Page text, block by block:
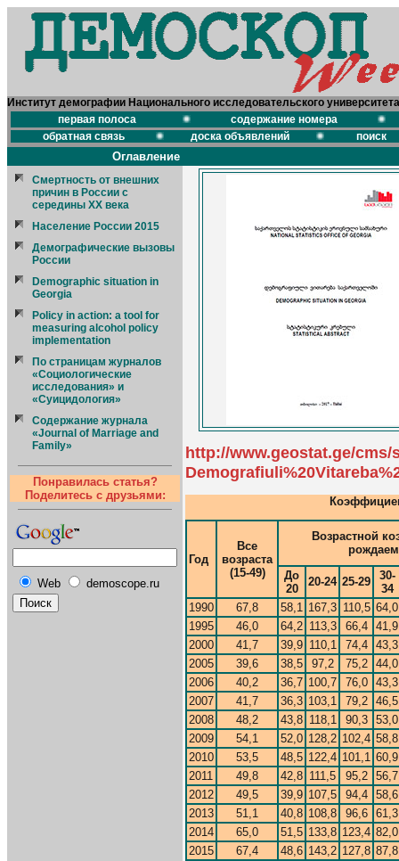
Институт демографии Национального исследовательского
первая полоса
содержание номера
обратная связь
доска объявлений поиск
Оглавление
Смертность от внешних
причин в России с
середины XX века
Население России 2015
Демографические вызовы
России
Demographic situation in
Georgia
Policy in action: a tool for
measuring alcohol policy
implementation
По страницам журналов
«Социологические
исследования» и
«Суицидология»
Содержание журнала
«Journal of Marriage and
Family»
Понравилась статья?
Поделитесь с друзьями:
Web demoscope.ru
http://www.geostat.ge/
Год
Все
возраста
(15-49)
Возрастной
До
20
20-24 25-29
30-
34
1990
67,8 58,1 167,3 110,5 64,0
1995
46,0 64,2 113,3 66,4
41,9
2000
41,7 39,9 110,1 74,4
43,3
2005
39,6 38,5 97,2 75,2
44,0
2006
40,2 36,7 100,7 76,0
43,3
2007
41,7 36,3 103,1 79,2
46,5
2008
48,2 43,8 118,1 90,3
53,0
2009
54,1 52,0 128,2 102,4 58,8
2010
53,5 48,5 122,4 101,1 60,9
2011
49,8 42,8 111,5 95,2
56,7
2012
49,5 39,9 107,5 94,4
58,6
2013
51,1 40,8 108,8 96,6
61,3
2014
65,0 51,5 133,8 123,4 82,0
2015
67,4 48,6 143,2 127,8 87,8